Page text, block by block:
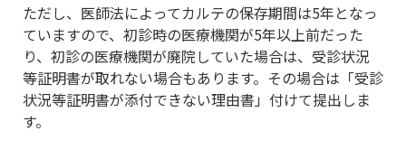
ただし、医師法によってカルテの保存期間は5年となっ
ていますので、初診時の医療機関が5年以上前だった
り、初診の医療機関が廃院していた場合は、受診状況
等証明書が取れない場合もあります。その場合は「受診
状況等証明書が添付できない理由書」付けて提出しま
す。